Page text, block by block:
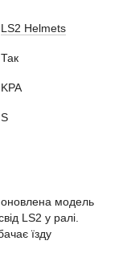
LS2 Helmets
Так
KPA
S
​​модель
LS2 у ралі.
їзду